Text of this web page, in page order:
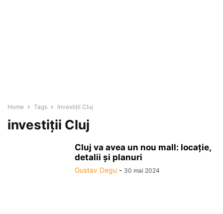
Home Tags Investiții Cluj
investiții Cluj
Cluj va avea un nou mall: locație,
detalii și planuri
Gustav Degu - 30 mai 2024